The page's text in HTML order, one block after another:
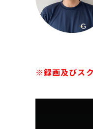
※録画及びス